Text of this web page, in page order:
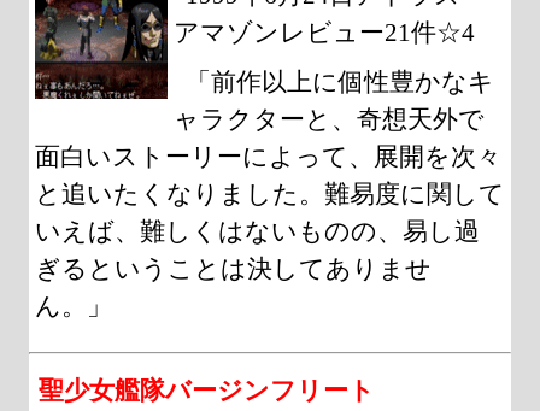
アマゾンレビュー21件☆4
「前作以上に個性豊かなキ
ャラクターと、奇想天外で
面白いストーリーによって、展開を次々
と追いたくなりました。難易度に関して
いえば、難しくはないものの、易し過
ぎるということは決してありませ
ん。」
聖少女艦隊バージンフリート